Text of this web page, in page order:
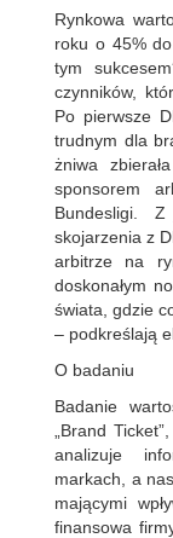
Rynkowa
roku o 45%
tym
czynników,
Po pierwsze
trudnym dla
żniwa
sponsorem
Bundesligi.
Z
skojarzenia z
arbitrze na
doskonałym
świata, gdzie
– podkreślają
O badaniu
Badanie
„Brand
analizuje
markach, a
mającymi
finansowa